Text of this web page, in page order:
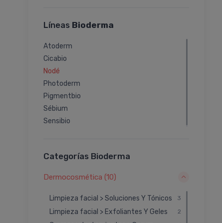
Líneas Bioderma
Atoderm
Cicabio
Nodé
Photoderm
Pigmentbio
Sébium
Sensibio
Categorías Bioderma
Dermocosmética (10)
Limpieza facial > Soluciones Y Tónicos 3
Limpieza facial > Exfoliantes Y Geles 2